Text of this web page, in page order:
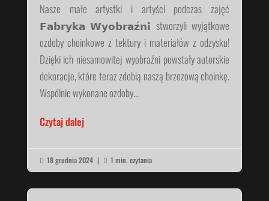
Nasze małe artystki i artyści podczas zajęć
𝗙𝗮𝗯𝗿𝘆𝗸𝗮 𝗪𝘆𝗼𝗯𝗿𝗮𝘇́𝗻𝗶 stworzyli wyjątkowe
ozdoby choinkowe z tektury i materiałów z odzysku!
Dzięki ich niesamowitej wyobraźni powstały autorskie
dekoracje, które teraz zdobią naszą brzozową choinkę.
Wspólnie wykonane ozdoby...
Czytaj dalej
 18 grudnia 2024 |  1 min. czytania